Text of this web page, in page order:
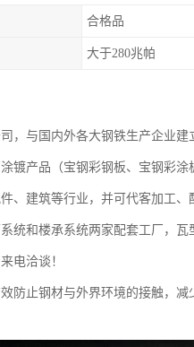
合格品
大于280兆帕
，与国内外各大钢铁生产企业建
镀产品（宝钢彩钢板、宝钢彩涂
、建筑等行业，并可代客加工、
统和楼承系统两家配套工厂，瓦
电洽谈！
防止钢材与外界环境的接触，减